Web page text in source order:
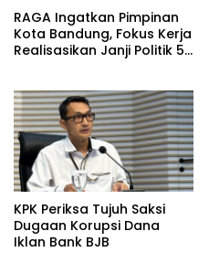
RAGA Ingatkan Pimpinan
Kota Bandung, Fokus Kerja
Realisasikan Janji Politik 5
KPK Periksa Tujuh Saksi
Dugaan Korupsi Dana
Iklan Bank BJB